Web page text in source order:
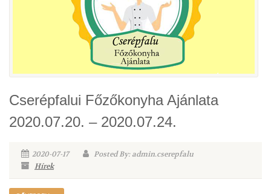
Cserépfalui Főzőkonyha Ajánlata
2020.07.20. – 2020.07.24.
2020-07-17
Posted By: admin.cserepfalu
Hírek